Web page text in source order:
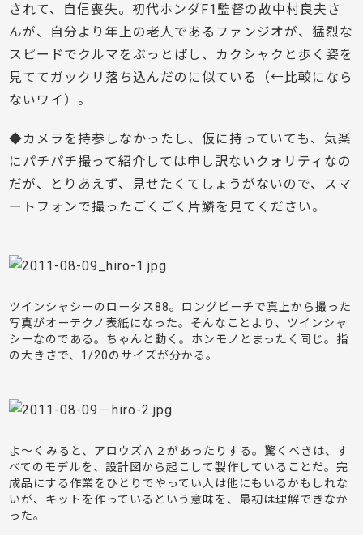
されて、自信喪失。初代ホンダF1監督の故中村良夫さ
んが、自分より年上の老人であるファンジオが、猛烈な
スピードでクルマをぶっとばし、カクシャクと歩く姿を
見ててガックリ落ち込んだのに似ている（←比較になら
ないワイ）。
◆カメラを持参しなかったし、仮に持っていても、気楽
にパチパチ撮って紹介しては申し訳ないクォリティなの
だが、とりあえず、見せたくてしょうがないので、スマ
ートフォンで撮ったごくごく片鱗を見てください。
ツインシャシーのロータス88。ロングビーチで真上から撮った
写真がオーテクノ表紙になった。そんなことより、ツインシャ
シーなのである。ちゃんと動く。ホンモノとまったく同じ。指
の大きさで、1/20のサイズが分かる。
よ～くみると、アロウズＡ２があったりする。驚くべきは、す
べてのモデルを、設計図から起こして製作していることだ。完
成品にする作業をひとりでやってい人は他にもいるかもしれな
いが、キットを作っているという意味を、最初は理解できなか
った。